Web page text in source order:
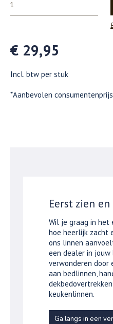
€ 29,95
Incl. btw per stuk
*Aanbevolen consumentenprijs
Eerst zien
Wil je graag in het
hoe heerlijk zacht
ons linnen
een dealer in
verwonderen door
aan bedlinnen,
keukenlinnen.
Ga langs in een